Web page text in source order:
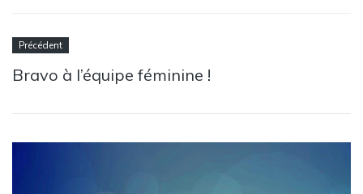
Précédent
Bravo à l’équipe féminine !